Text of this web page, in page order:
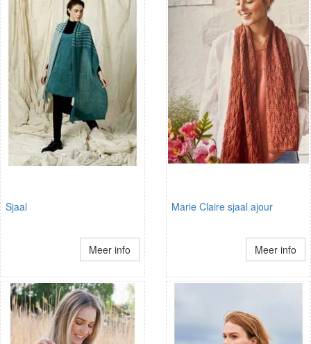
Sjaal
Meer info
Marie Claire sjaal ajour
Meer info